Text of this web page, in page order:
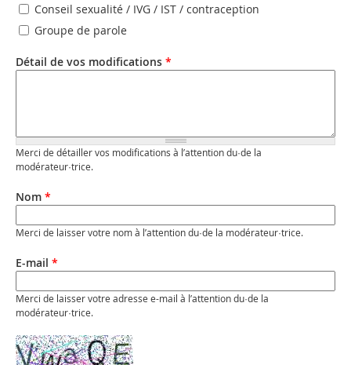
Conseil sexualité / IVG / IST / contraception
Groupe de parole
Détail de vos modifications *
Merci de détailler vos modifications à l’attention du·de la
modérateur·trice.
Nom *
Merci de laisser votre nom à l’attention du·de la modérateur·trice.
E-mail *
Merci de laisser votre adresse e-mail à l’attention du·de la
modérateur·trice.